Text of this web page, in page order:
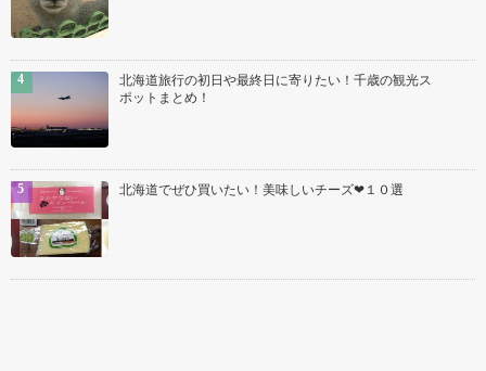
北海道旅行の初日や最終日に寄りたい！千歳の観光ス
ポットまとめ！
北海道でぜひ買いたい！美味しいチーズ❤１０選